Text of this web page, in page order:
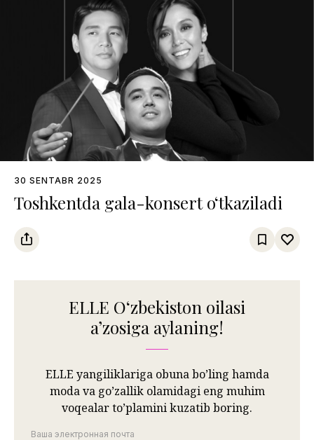
30 SENTABR 2025
Toshkentda gala-konsert o‘tkaziladi
ELLE Oʻzbekiston oilasi
aʼzosiga aylaning!
ELLE yangiliklariga obuna bo’ling hamda
moda va go’zallik olamidagi eng muhim
voqealar to’plamini kuzatib boring.
Ваша электронная почта